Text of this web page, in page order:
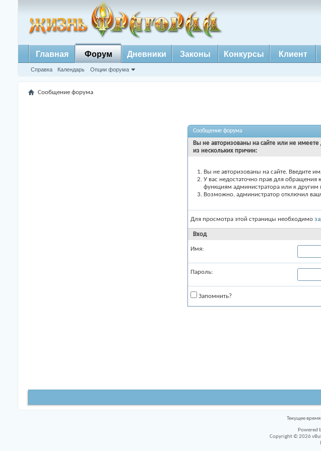
Главная Форум
Справка Календарь Опции форума
Дневники Законы Конкурсы Клиент
Сообщение форума
Сообщение форума
Вы не авторизованы на сайте или не
из нескольких причин:
Вы не авторизованы на сайте. Введите
У вас недостаточно прав для обращения
функциям администратора или к
Возможно, администратор отключил
Для просмотра этой страницы необходимо
Вход
Имя:
Пароль:
Запомнить?
Текущее время:
Powered
Copyright © 2026